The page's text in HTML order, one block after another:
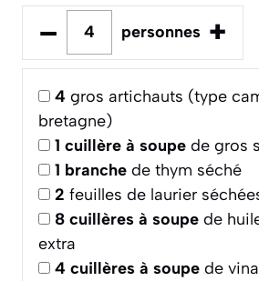
– personnes +
4 gros artichauts (type
bretagne)
1 cuillère à soupe de gros
1 branche de thym séché
2 feuilles de laurier
8 cuillères à soupe de
extra
4 cuillères à soupe de